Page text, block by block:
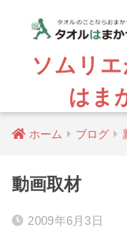
ソムリ
はま
ホーム ブログ
動画取材
2009年6月3日